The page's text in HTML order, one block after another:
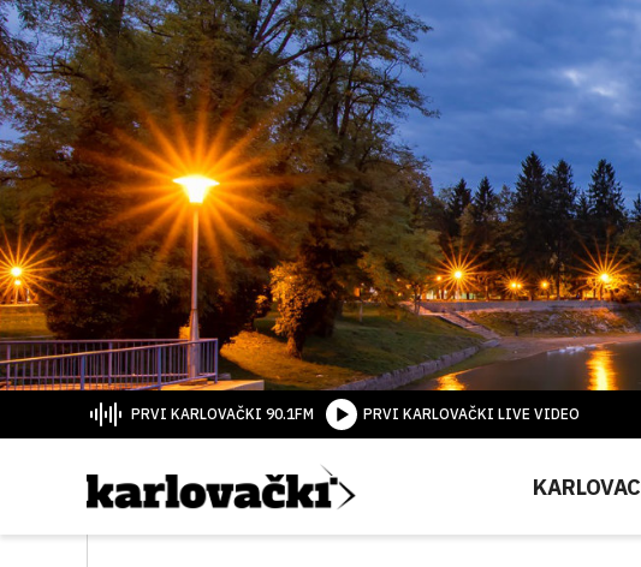
PRVI KARLOVAČKI 90.1FM PRVI KARLOVAČKI LIVE VIDEO
KARLOVAC